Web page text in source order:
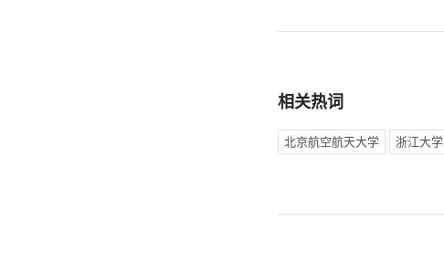
相关热词
北京航空航天大学 浙江大学